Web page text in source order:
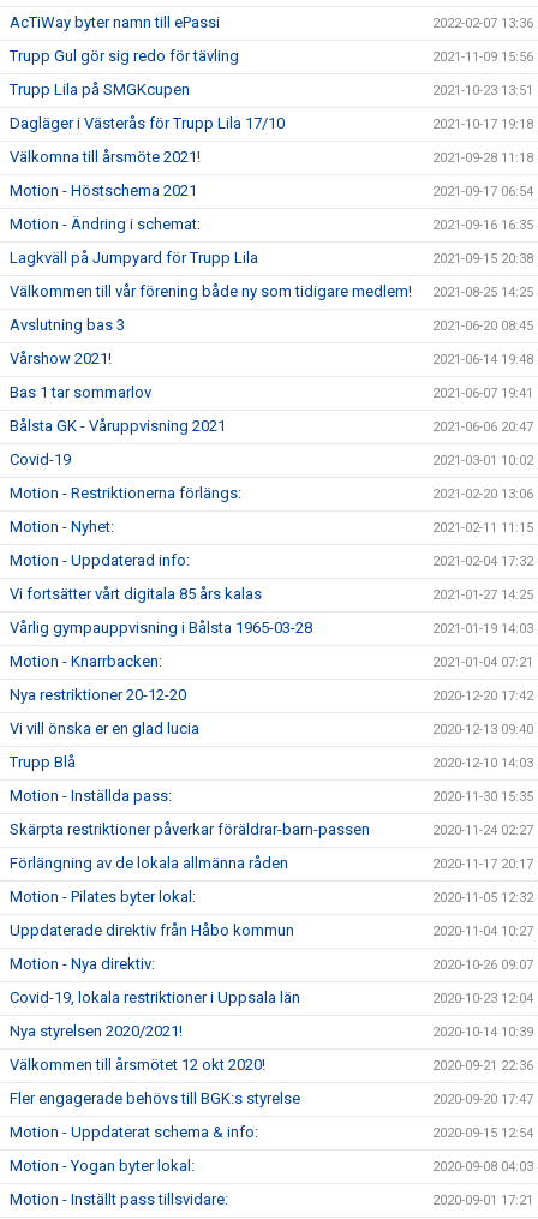
AcTiWay byter namn till ePassi 2022-02-07 13:36
Trupp Gul gör sig redo för tävling 2021-11-09 15:56
Trupp Lila på SMGKcupen 2021-10-23 13:51
Dagläger i Västerås för Trupp Lila 17/10 2021-10-17 19:18
Välkomna till årsmöte 2021! 2021-09-28 11:18
Motion - Höstschema 2021 2021-09-17 06:54
Motion - Ändring i schemat: 2021-09-16 16:35
Lagkväll på Jumpyard för Trupp Lila 2021-09-15 20:38
Välkommen till vår förening både ny som tidigare medlem! 2021-08-25 14:25
Avslutning bas 3 2021-06-20 08:45
Vårshow 2021! 2021-06-14 19:48
Bas 1 tar sommarlov 2021-06-07 19:41
Bålsta GK - Våruppvisning 2021 2021-06-06 20:47
Covid-19 2021-03-01 10:02
Motion - Restriktionerna förlängs: 2021-02-20 13:06
Motion - Nyhet: 2021-02-11 11:15
Motion - Uppdaterad info: 2021-02-04 17:32
Vi fortsätter vårt digitala 85 års kalas 2021-01-27 14:25
Vårlig gympauppvisning i Bålsta 1965-03-28 2021-01-19 14:03
Motion - Knarrbacken: 2021-01-04 07:21
Nya restriktioner 20-12-20 2020-12-20 17:42
Vi vill önska er en glad lucia 2020-12-13 09:40
Trupp Blå 2020-12-10 14:03
Motion - Inställda pass: 2020-11-30 15:35
Skärpta restriktioner påverkar föräldrar-barn-passen 2020-11-24 02:27
Förlängning av de lokala allmänna råden 2020-11-17 20:17
Motion - Pilates byter lokal: 2020-11-05 12:32
Uppdaterade direktiv från Håbo kommun 2020-11-04 10:27
Motion - Nya direktiv: 2020-10-26 09:07
Covid-19, lokala restriktioner i Uppsala län 2020-10-23 12:04
Nya styrelsen 2020/2021! 2020-10-14 10:39
Välkommen till årsmötet 12 okt 2020! 2020-09-21 22:36
Fler engagerade behövs till BGK:s styrelse 2020-09-20 17:47
Motion - Uppdaterat schema & info: 2020-09-15 12:54
Motion - Yogan byter lokal: 2020-09-08 04:03
Motion - Inställt pass tillsvidare: 2020-09-01 17:21